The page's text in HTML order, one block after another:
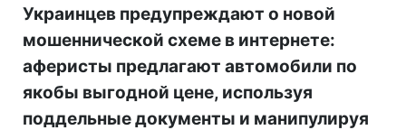
Украинцев предупреждают о новой
мошеннической схеме в интернете:
аферисты предлагают автомобили по
якобы выгодной цене, используя
поддельные документы и манипулируя